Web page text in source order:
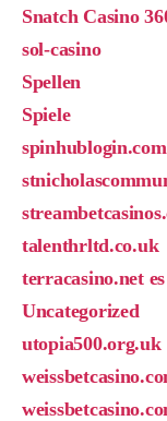
Snatch Casino
sol-casino
Spellen
Spiele
talenthrltd.co.uk
terracasino.net es
Uncategorized
utopia500.org.uk